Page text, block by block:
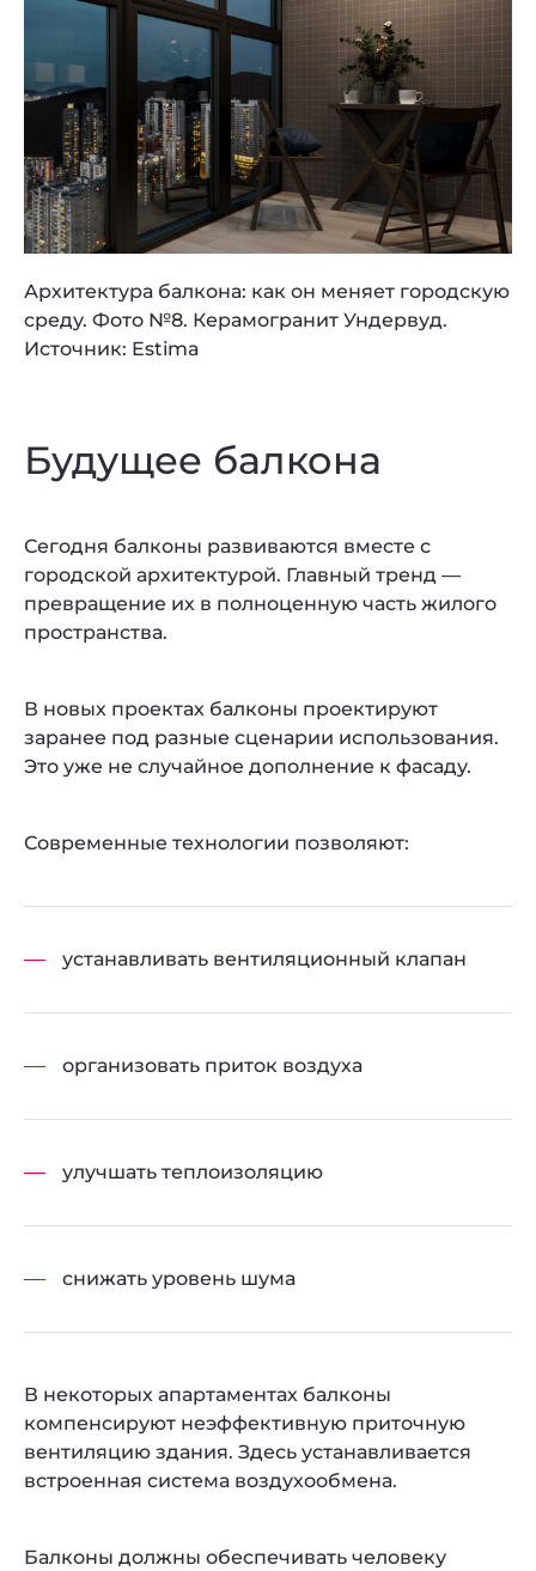
Архитектура балкона: как он меняет городскую
среду. Фото №8. Керамогранит Ундервуд.
Источник: Estima
Будущее балкона
Сегодня балконы развиваются вместе с
городской архитектурой. Главный тренд —
превращение их в полноценную часть жилого
пространства.
В новых проектах балконы проектируют
заранее под разные сценарии использования.
Это уже не случайное дополнение к фасаду.
Современные технологии позволяют:
устанавливать вентиляционный клапан
организовать приток воздуха
улучшать теплоизоляцию
снижать уровень шума
В некоторых апартаментах балконы
компенсируют неэффективную приточную
вентиляцию здания. Здесь устанавливается
встроенная система воздухообмена.
Балконы должны обеспечивать человеку